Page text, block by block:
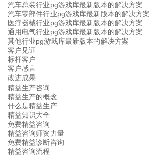
汽车总装行业pg游戏库最新版本的解决方案
汽车零部件行业pg游戏库最新版本的解决方案
医疗器械行业pg游戏库最新版本的解决方案
通用电气行业pg游戏库最新版本的解决方案
其他行业pg游戏库最新版本的解决方案
客户见证
标杆客户
客户感言
改进成果
精益生产咨询
精益生产的概念
什么是精益生产
精益知识大全
免费精益咨询
精益咨询师资力量
免费精益诊断咨询
精益咨询流程